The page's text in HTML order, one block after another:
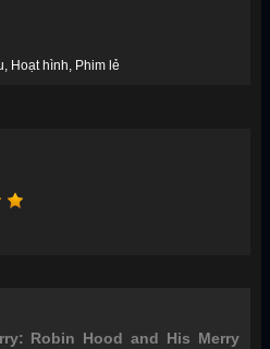
Hoạt hình Phim lẻ
Robin Hood and His Merry